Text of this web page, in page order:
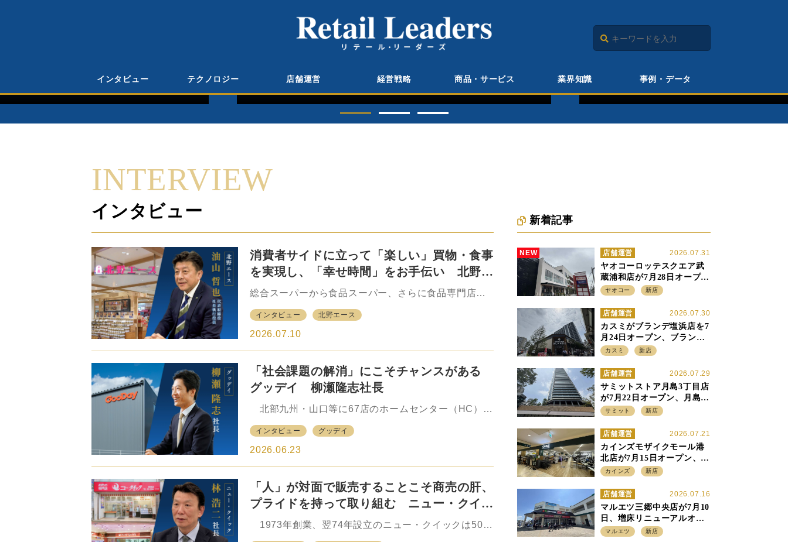
インタビュー テクノロジー 店舗運営 経営戦略 商品・サービス 業界知識 事例・データ
販売することこそ商売の
消費者サイドに立って「楽しい」買物・食
事を実現し、「幸せ時間」をお手伝い 北
「社会課題の解消」にこそ
INTERVIEW
インタビュー
消費者サイドに立って「楽しい」買物・食事
を実現し、「幸せ時間」をお手伝い 北野エ
ース 油山哲也代表取締役 社長執行役員
総合スーパーから食品スーパー、さらに食品専門店へ
店として創業し、その後、総合スーパー（GMS）に転
換し、さらに食品主力のスーパーマーケットを経て
ス。本社は東京・江東区の門前仲町と、創業の地であ
る兵庫・伊丹の二本部体制。 全国に店舗網を展開
し、北海道から沖縄まで幅広いエリアをカバーしてい
る。グループには卸機能を担う北野クリエーション
を有する。現在、中核企業北野エースを率いるのは油
山 哲也（あぶらやま…
インタビュー 北野エース
2026.07.10
「社会課題の解消」にこそチャンスがある
グッデイ 柳瀬隆志社長
北部九州・山口等に67店のホームセンター（HC）を
瀬隆志（やなせ・たかし）氏の祖父が1949年に創業し
たラジオパーツなどを販売する店にさかのぼる。その
キット）、カホエンタープライズ（データ活用分
析）、カホパーツセンター（電子パーツ専門店）、遊
舎工房（自作キーボード専門店）などを傘下に持つ持
ち株会社・嘉穂無線ホールディングスによるグループ
インタビュー グッデイ
2026.06.23
「人」が対面で販売することこそ商売の肝、
プライドを持って取り組む ニュー・クイッ
ク 林 浩二社長
1973年創業、翌74年設立のニュー・クイックは50年
新着記事
NEW 2026.07.31
店舗運営
ヤオコーロッテスクエア武
蔵浦和店が7月28日オープ
ン、至近の惣菜繁盛店・武
すみ分け
ヤオコー 新店
2026.07.30
店舗運営
カスミがブランデ塩浜店を7
月24日オープン、ブランデ5
店目は生鮮、デリカ強化の
入れ
カスミ 新店
2026.07.29
店舗運営
サミットストア月島3丁目店
が7月22日オープン、月島の
58階建てタワーマンション1
を出店
サミット 新店
2026.07.21
店舗運営
カインズモザイクモール港
北店が7月15日オープン、出
店強化の神奈川県、駅前
カインズ 新店
2026.07.16
店舗運営
マルエツ三郷中央店が7月10
日、増床リニューアルオー
プン、「アーバン500坪モデ
マルエツ 新店